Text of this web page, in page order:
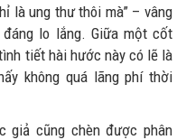
là ung thư thôi mà” – vâng
lo lắng. Giữa một cốt
tiết hài hước này có lẽ là
không quá lãng phí thời
giả cũng chèn được phân